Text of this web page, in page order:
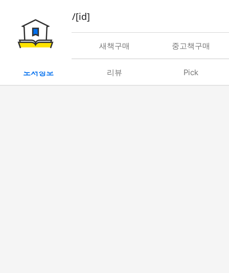
book/rent/[id]
대여 새책구매 중고책구매
도서정보 리뷰 Pick